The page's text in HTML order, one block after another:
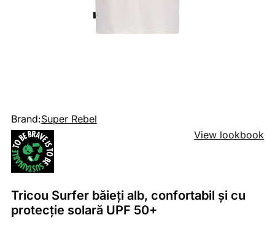
Brand:Super Rebel
View lookbook
Tricou Surfer băieți alb, confortabil și cu
protecție solară UPF 50+